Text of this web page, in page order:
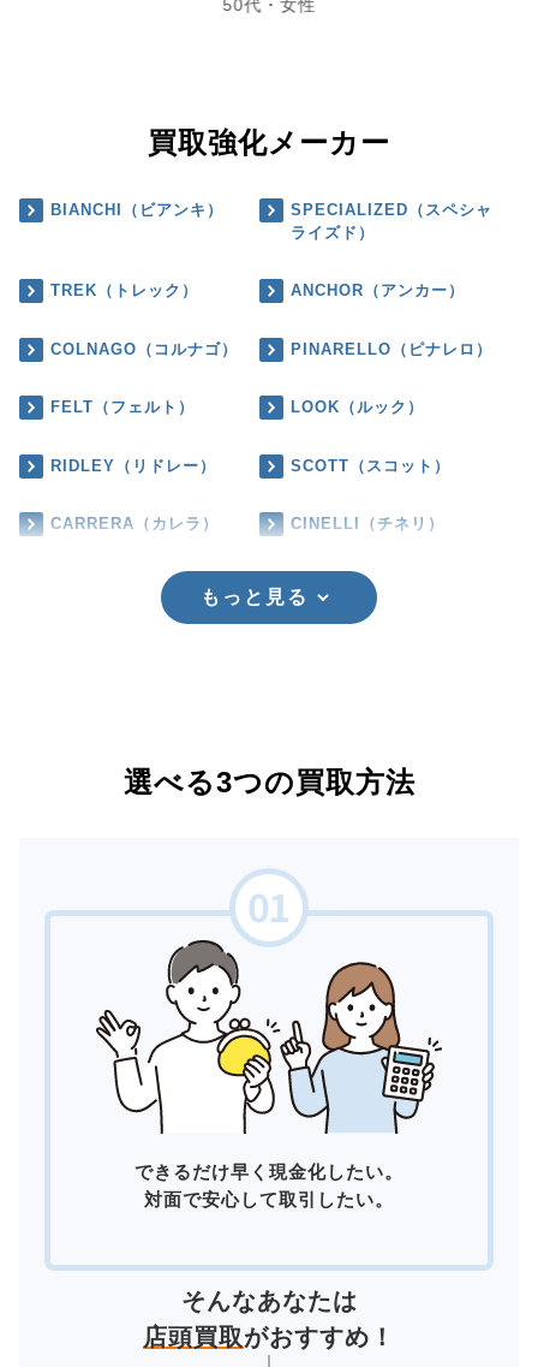
50代・女性
買取強化メーカー
BIANCHI（ビアンキ）
SPECIALIZED（スペシャ
ライズド）
TREK（トレック） ANCHOR（アンカー）
COLNAGO（コルナゴ） PINARELLO（ピナレロ）
FELT（フェルト） LOOK（ルック）
RIDLEY（リドレー） SCOTT（スコット）
CARRERA（カレラ） CINELLI（チネリ）
もっと見る
選べる3つの買取方法
できるだけ早く現金化したい。
対面で安心して取引したい。
そんなあなたは
店頭買取がおすすめ！